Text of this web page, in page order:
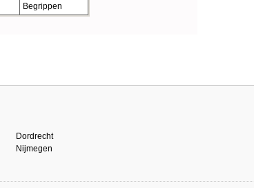
Begrippen
Dordrecht
Nijmegen